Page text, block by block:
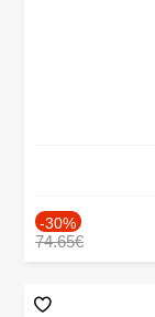
-30%
74.65€